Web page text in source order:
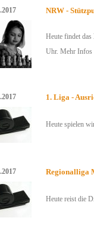
NRW -
Heute findet das
Uhr. Mehr Infos
1. Liga -
Heute spielen
Regionalliga
Heute reist die